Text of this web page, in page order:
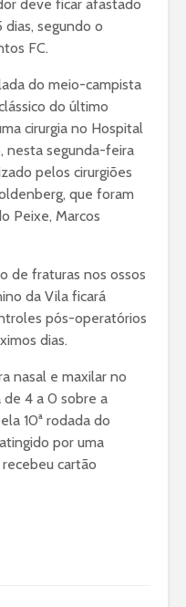
deve ficar afastado
segundo o
FC.
do meio-campista
do último
cirurgia no Hospital
nesta segunda-feira
pelos cirurgiões
que foram
Peixe, Marcos
de fraturas nos ossos
da Vila ficará
pós-operatórios
dias.
nasal e maxilar no
de 4 a 0 sobre a
10ª rodada do
por uma
cartão